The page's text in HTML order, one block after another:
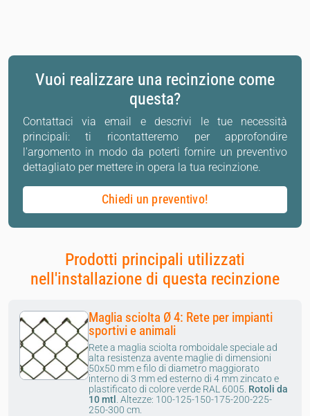
Vuoi realizzare una recinzione come
questa?
Contattaci via email e descrivi le tue necessità
principali: ti ricontatteremo per approfondire
l'argomento in modo da poterti fornire un preventivo
dettagliato per mettere in opera la tua recinzione.
Chiedi un preventivo!
Prodotti principali utilizzati
nell'installazione di questa recinzione
Maglia sciolta Ø 4: Rete per impianti
sportivi e animali
Rete a maglia sciolta romboidale speciale ad
alta resistenza avente maglie di dimensioni
50x50 mm e filo di diametro maggiorato
interno di 3 mm ed esterno di 4 mm zincato e
plastificato di colore verde RAL 6005. Rotoli da
10 mtl Altezze: 100-125-150-175-200-225-
250-300 cm.